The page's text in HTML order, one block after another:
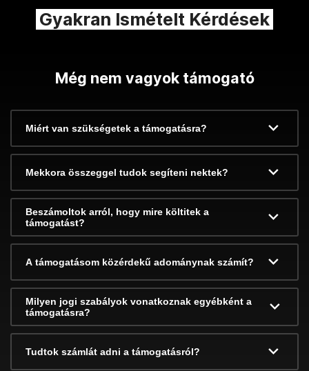
Gyakran Ismételt Kérdések
Még nem vagyok támogató
Miért van szükségetek a támogatásra?
Mekkora összeggel tudok segíteni nektek?
Beszámoltok arról, hogy mire költitek a
támogatást?
A támogatásom közérdekű adománynak számít?
Milyen jogi szabályok vonatkoznak egyébként a
támogatásra?
Tudtok számlát adni a támogatásról?